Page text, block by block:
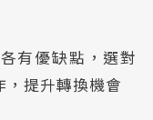
有優缺點，選對
提升轉換機會